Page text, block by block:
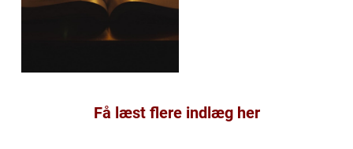
Få læst flere indlæg her